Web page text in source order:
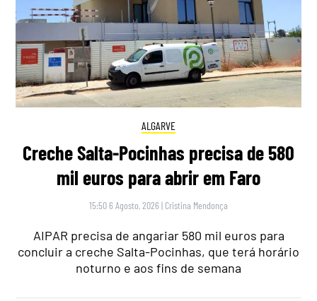
ALGARVE
Creche Salta-Pocinhas precisa de 580
mil euros para abrir em Faro
15:50 6 Agosto, 2026 | Cristina Mendonça
AIPAR precisa de angariar 580 mil euros para
concluir a creche Salta-Pocinhas, que terá horário
noturno e aos fins de semana